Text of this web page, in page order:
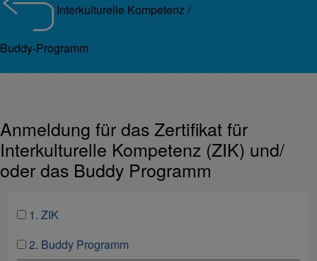
Interkulturelle Kompetenz /
Buddy-Programm
Anmeldung für das Zertifikat für
Interkulturelle Kompetenz (ZIK) und/
oder das Buddy Programm
1. ZIK
2. Buddy Programm